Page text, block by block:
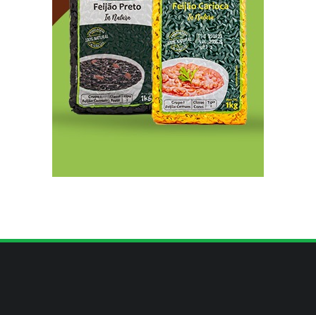
Indígenas Pirahã vão ter acesso a consultas e
exames em expedição do SUS no Amazonas
Reposição de testosterona não é obrigatória
para mulheres